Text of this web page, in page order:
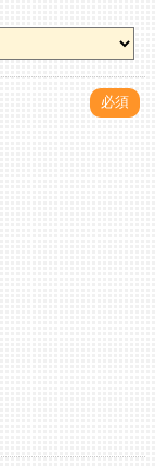
必須